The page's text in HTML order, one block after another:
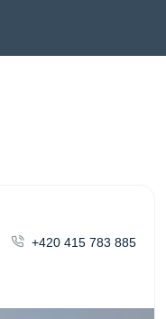
+420 415 783 885